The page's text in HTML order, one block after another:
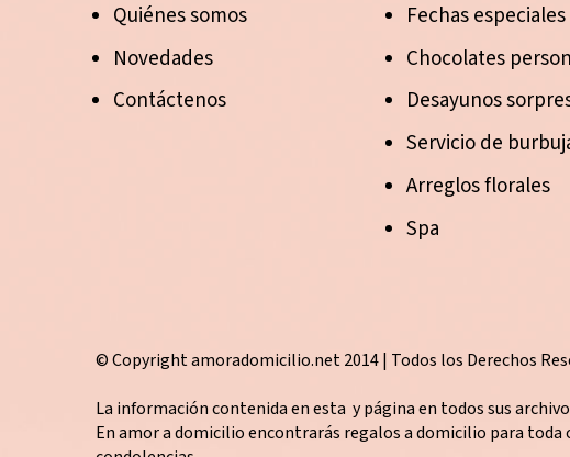
Quiénes somos
Novedades
Contáctenos
Fechas especiales
Chocolates
Desayunos
Servicio de
Arreglos florales
Spa
© Copyright amoradomicilio.net 2014 | Todos los Derechos
La información contenida en esta y página en todos sus
En amor a domicilio encontrarás regalos a domicilio para